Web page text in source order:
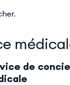
de